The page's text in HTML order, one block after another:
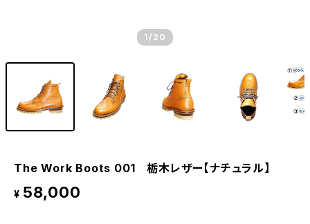
1 /20
The Work Boots 001 栃木レザー【ナチュラル】
¥ 58,000